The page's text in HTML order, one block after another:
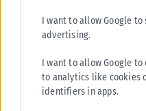
I want to allow Google to
advertising.
I want to allow Google
to analytics like cookies
identifiers in apps.